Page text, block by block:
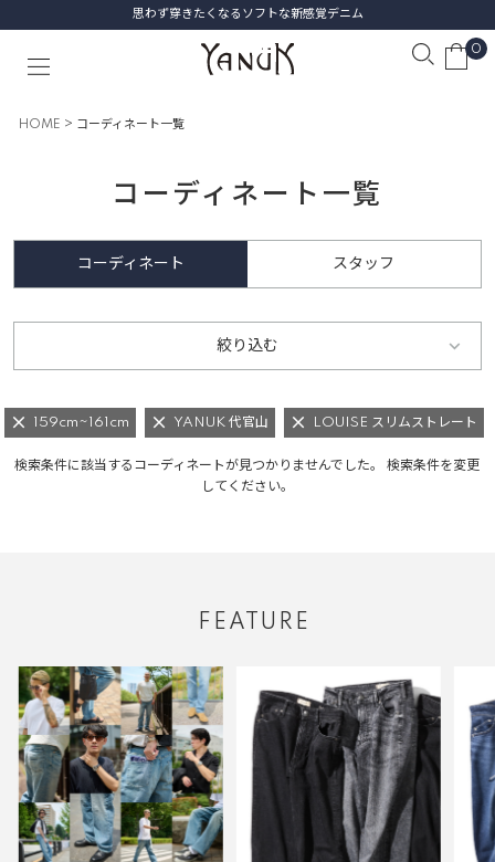
思わず穿きたくなるソフトな新感覚デニム
0
HOME コーディネート一覧
コーディネート一覧
コーディネート スタッフ
絞り込む
159cm~161cm YANUK 代官山 LOUISE スリムストレート
検索条件に該当するコーディネートが見つかりませんでした。 検索条件を変更
してください。
FEATURE